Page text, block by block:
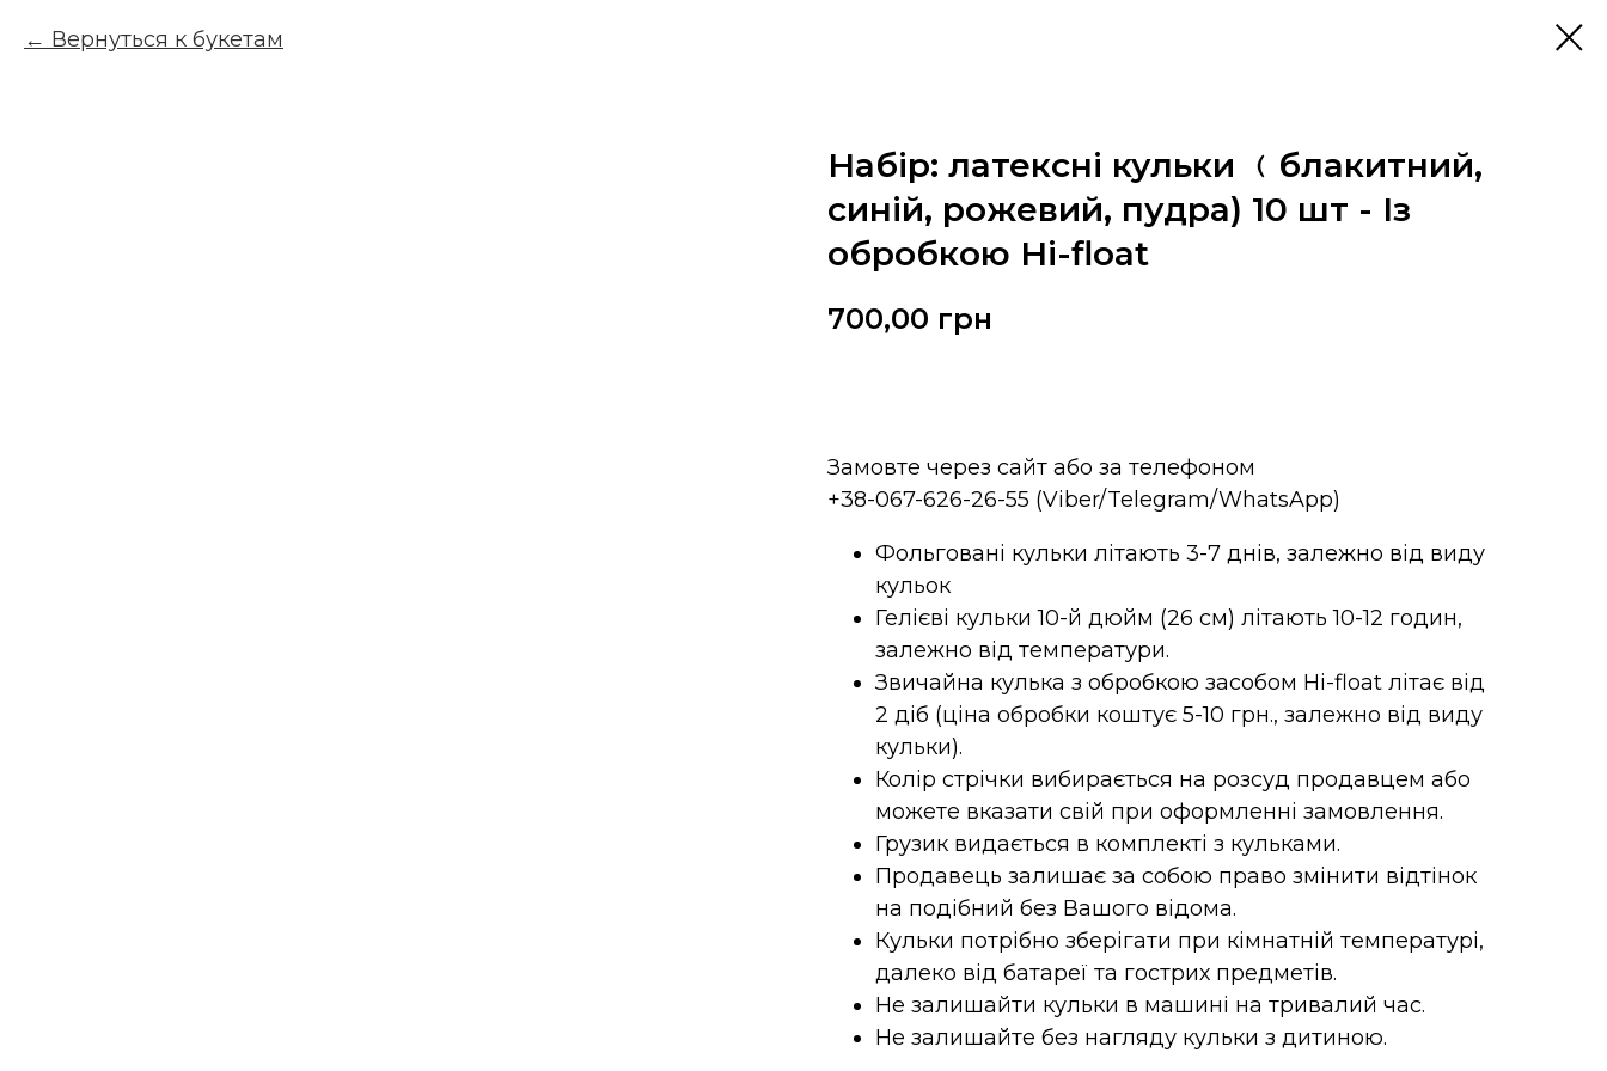
Вернуться к букетам
Набір: латексні кульки ﹙блакитний,
синій, рожевий, пудра) 10 шт - Із
обробкою Hi-float
700,00 грн
Замовте через сайт або за телефоном
+38-067-626-26-55 (Viber/Telegram/WhatsApp)
Фольговані кульки літають 3-7 днів, залежно від виду
кульок
Гелієві кульки 10-й дюйм (26 см) літають 10-12 годин,
залежно від температури.
Звичайна кулька з обробкою засобом Hi-float літає від
2 діб (ціна обробки коштує 5-10 грн., залежно від виду
кульки).
Колір стрічки вибирається на розсуд продавцем або
можете вказати свій при оформленні замовлення.
Грузик видається в комплекті з кульками.
Продавець залишає за собою право змінити відтінок
на подібний без Вашого відома.
Кульки потрібно зберігати при кімнатній температурі,
далеко від батареї та гострих предметів.
Не залишайти кульки в машині на тривалий час.
Не залишайте без нагляду кульки з дитиною.